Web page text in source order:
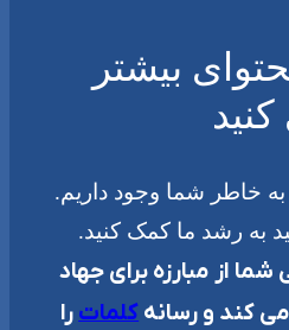
بیشتر
خاطر شما وجود داریم.
به رشد ما کمک کنید.
از مبارزه برای جهاد
کند و رسانه کلماترا